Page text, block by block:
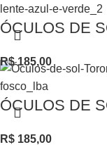
ÓCULOS DE
R$185,00
ÓCULOS DE
R$ 185,00